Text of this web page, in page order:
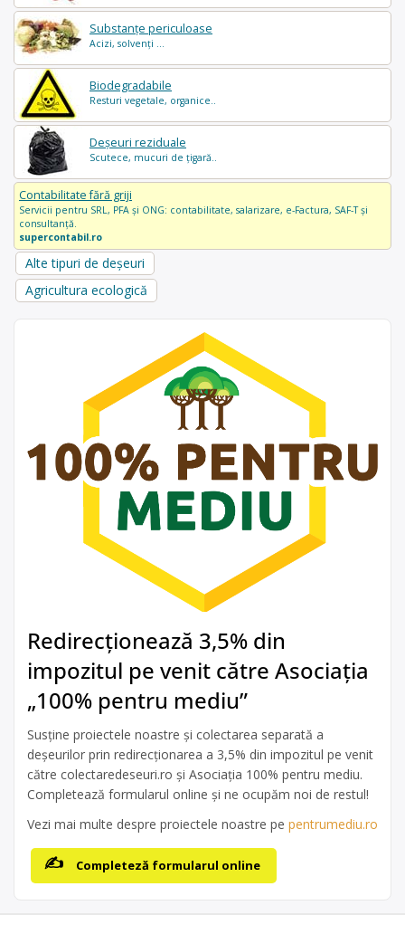
Substanțe periculoase
Acizi, solvenți ...
Biodegradabile
Resturi vegetale, organice..
Deșeuri reziduale
Scutece, mucuri de țigară..
Contabilitate fără griji
Servicii pentru SRL, PFA și ONG: contabilitate, salarizare, e-Factura, SAF-T și
consultanță.
supercontabil.ro
Alte tipuri de deșeuri
Agricultura ecologică
Redirecționează 3,5% din
impozitul pe venit către Asociația
„100% pentru mediu”
Susține proiectele noastre și colectarea separată a
deșeurilor prin redirecționarea a 3,5% din impozitul pe venit
către colectaredeseuri.ro și Asociația 100% pentru mediu.
Completează formularul online și ne ocupăm noi de restul!
Vezi mai multe despre proiectele noastre pe pentrumediu.ro
Completeză formularul online